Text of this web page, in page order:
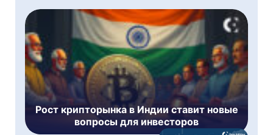
Рост крипторынка в Индии ставит новые
вопросы для инвесторов